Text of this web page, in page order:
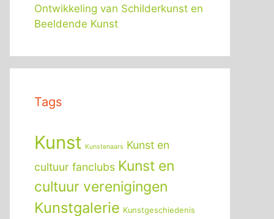
Ontwikkeling van Schilderkunst en
Beeldende Kunst
Tags
Kunst Kunstenaars Kunst en
cultuur fanclubs Kunst en
cultuur verenigingen
Kunstgalerie Kunstgeschiedenis